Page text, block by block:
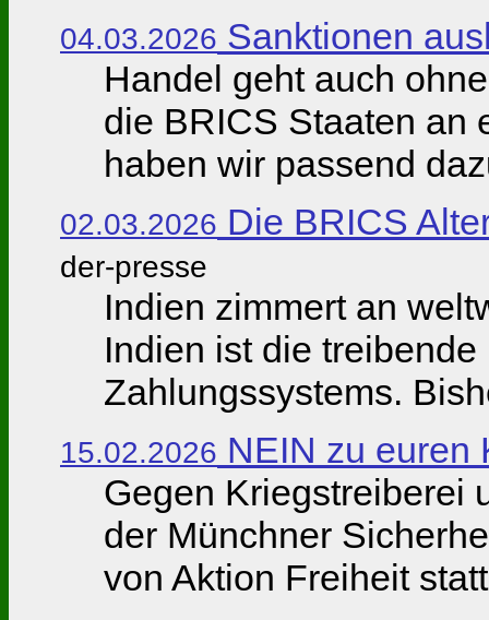
04.03.2026 Sanktionen
Handel geht auch
die BRICS Staaten an
haben wir passend
02.03.2026 Die BRICS
der-presse
Indien zimmert an
Indien ist die
Zahlungssystems.
15.02.2026 NEIN zu euren
Gegen Kriegstreiberei
der Münchner
von Aktion Freiheit